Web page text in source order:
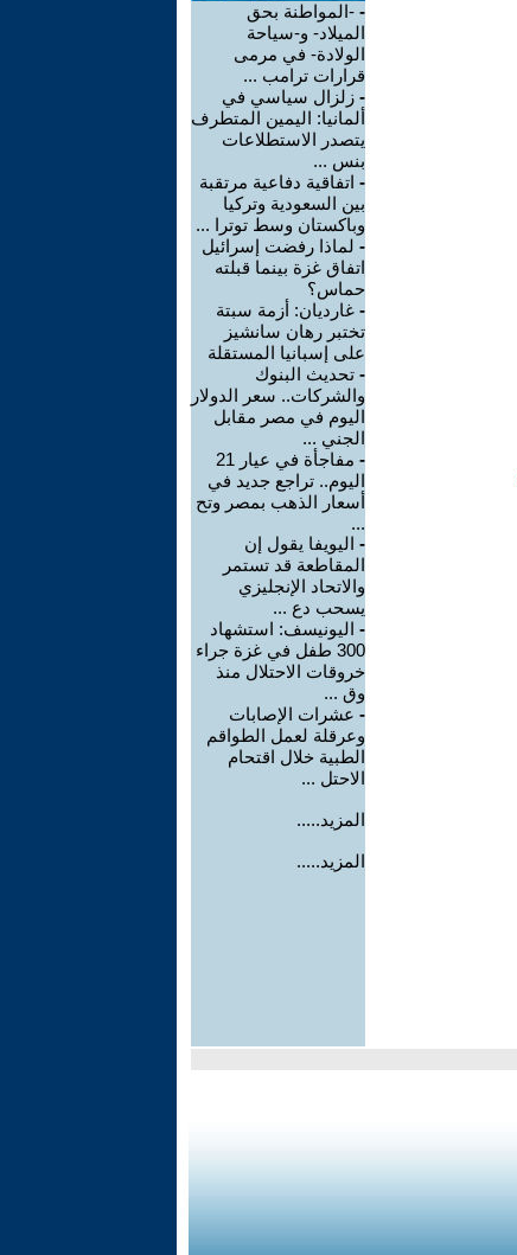
- -المواطنة بحق
الميلاد- و-سياحة
الولادة- في مرمى
قرارات ترامب ...
- زلزال سياسي في
ألمانيا: اليمين المتطرف
يتصدر الاستطلاعات
بنس ...
- اتفاقية دفاعية مرتقبة
بين السعودية وتركيا
وباكستان وسط توترا ...
- لماذا رفضت إسرائيل
اتفاق غزة بينما قبلته
حماس؟
- غارديان: أزمة سبتة
تختبر رهان سانشيز
على إسبانيا المستقلة
- تحديث البنوك
والشركات.. سعر الدولار
اليوم في مصر مقابل
الجني ...
-
مفاجأة في عيار 21
اليوم.. تراجع جديد في
أسعار الذهب بمصر وتح
...
- اليويفا يقول إن
المقاطعة قد تستمر
والاتحاد الإنجليزي
يسحب دع ...
- اليونيسف: استشهاد
300 طفل في غزة جراء
خروقات الاحتلال منذ
وق ...
- عشرات الإصابات
وعرقلة لعمل الطواقم
الطبية خلال اقتحام
الاحتل ...
المزيد.....
المزيد.....